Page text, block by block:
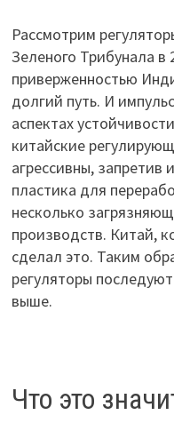
Рассмотрим
Зеленого Трибунала в
приверженностью
долгий путь. И
аспектах
китайские
агрессивны, запретив
пластика для
несколько
производств. Китай,
сделал это. Таким
регуляторы
выше.
Что это